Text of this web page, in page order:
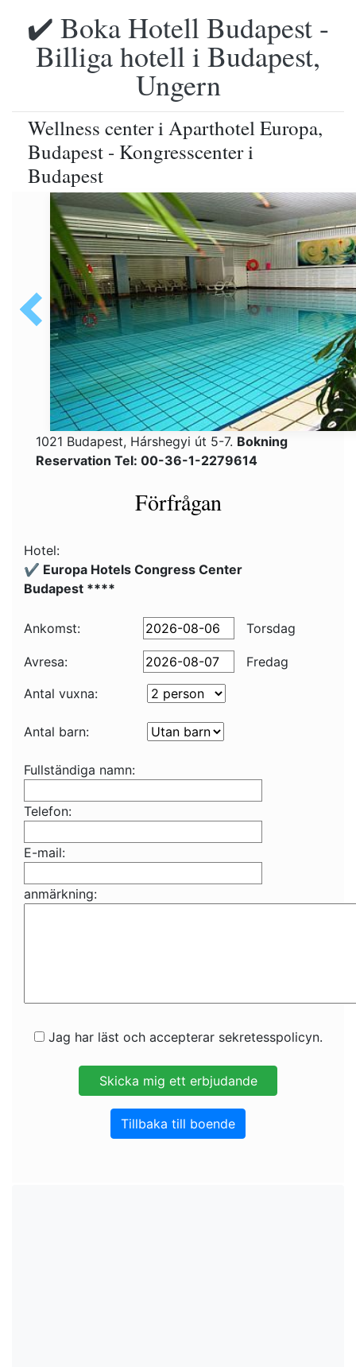
✔️ Boka Hotell Budapest -
Billiga hotell i Budapest,
Ungern
Wellness center i Aparthotel Europa,
Budapest - Kongresscenter i
Budapest
1021 Budapest, Hárshegyi út 5-7. Bokning
Reservation Tel: 00-36-1-2279614
Förfrågan
Hotel:
✔️ Europa Hotels Congress Center
Budapest ****
Ankomst: Torsdag
Avresa:
Fredag
Antal vuxna:
Antal barn:
Fullständiga namn:
Telefon:
E-mail:
anmärkning:
Jag har läst och accepterar sekretesspolicyn.
Tillbaka till boende